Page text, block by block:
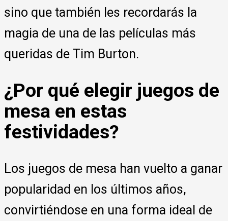
sino que también les recordarás la
magia de una de las películas más
queridas de Tim Burton.
¿Por qué elegir juegos de
mesa en estas
festividades?
Los juegos de mesa han vuelto a ganar
popularidad en los últimos años,
convirtiéndose en una forma ideal de